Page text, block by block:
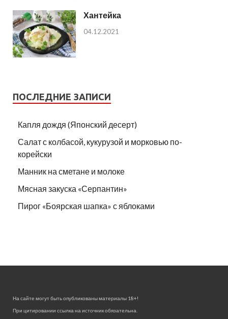
Хантейка
04.12.2021
ПОСЛЕДНИЕ ЗАПИСИ
Капля дождя (Японский десерт)
Салат с колбасой, кукурузой и морковью по-
корейски
Манник на сметане и молоке
Мясная закуска «Серпантин»
Пирог «Боярская шапка» с яблоками
На сайте могут быть опубликованы материалы 18+!
При цитировании ссылка на источник обязательна.